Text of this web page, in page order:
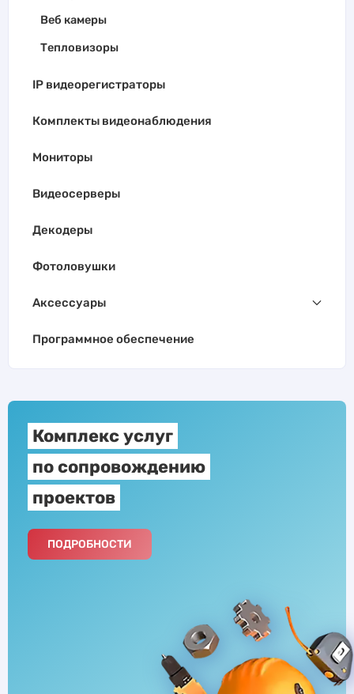
Веб камеры
Тепловизоры
IP видеорегистраторы
Комплекты видеонаблюдения
Мониторы
Видеосерверы
Декодеры
Фотоловушки
Аксессуары
Программное обеспечение
Комплекс услуг
по сопровождению
проектов
ПОДРОБНОСТИ